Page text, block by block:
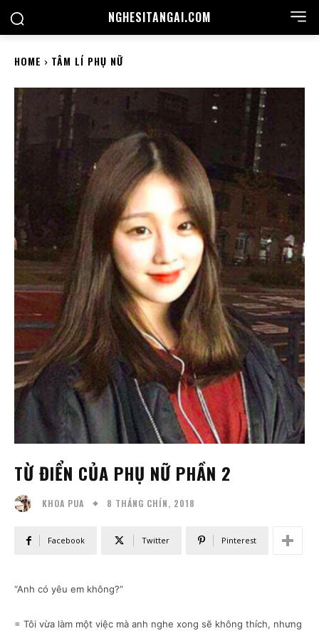
NGHESITANGAI.COM
HOME TÂM LÍ PHỤ NỮ
TỪ ĐIỂN CỦA PHỤ NỮ PHẦN 2
KHOA PUA 8 THÁNG CHÍN, 2018
Facebook Twitter Pinterest
“Anh có yêu em không?”
= Tôi vừa làm một việc mà anh nghe xong sẽ không thích, nhưng